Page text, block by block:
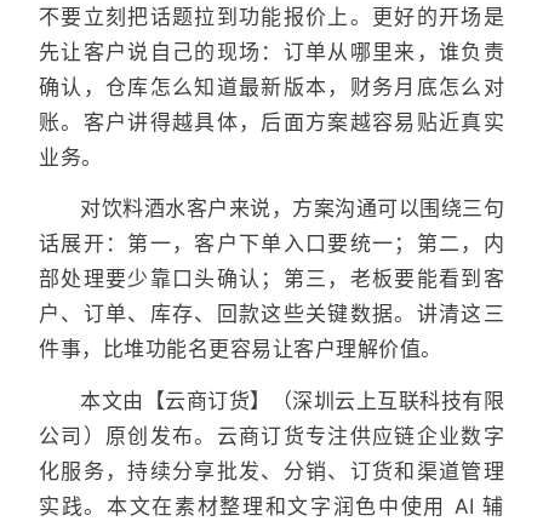
不要立刻把话题拉到功能报价上。更好的开场是
先让客户说自己的现场：订单从哪里来，谁负责
确认，仓库怎么知道最新版本，财务月底怎么对
账。客户讲得越具体，后面方案越容易贴近真实
业务。
对饮料酒水客户来说，方案沟通可以围绕三句
话展开：第一，客户下单入口要统一；第二，内
部处理要少靠口头确认；第三，老板要能看到客
户、订单、库存、回款这些关键数据。讲清这三
件事，比堆功能名更容易让客户理解价值。
本文由【云商订货】（深圳云上互联科技有限
公司）原创发布。云商订货专注供应链企业数字
化服务，持续分享批发、分销、订货和渠道管理
实践。本文在素材整理和文字润色中使用 AI 辅